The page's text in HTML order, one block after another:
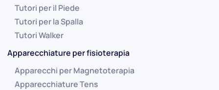
Tutori per il Piede
Tutori per la Spalla
Tutori Walker
Apparecchiature per fisioterapia
Apparecchi per Magnetoterapia
Apparecchiature Tens